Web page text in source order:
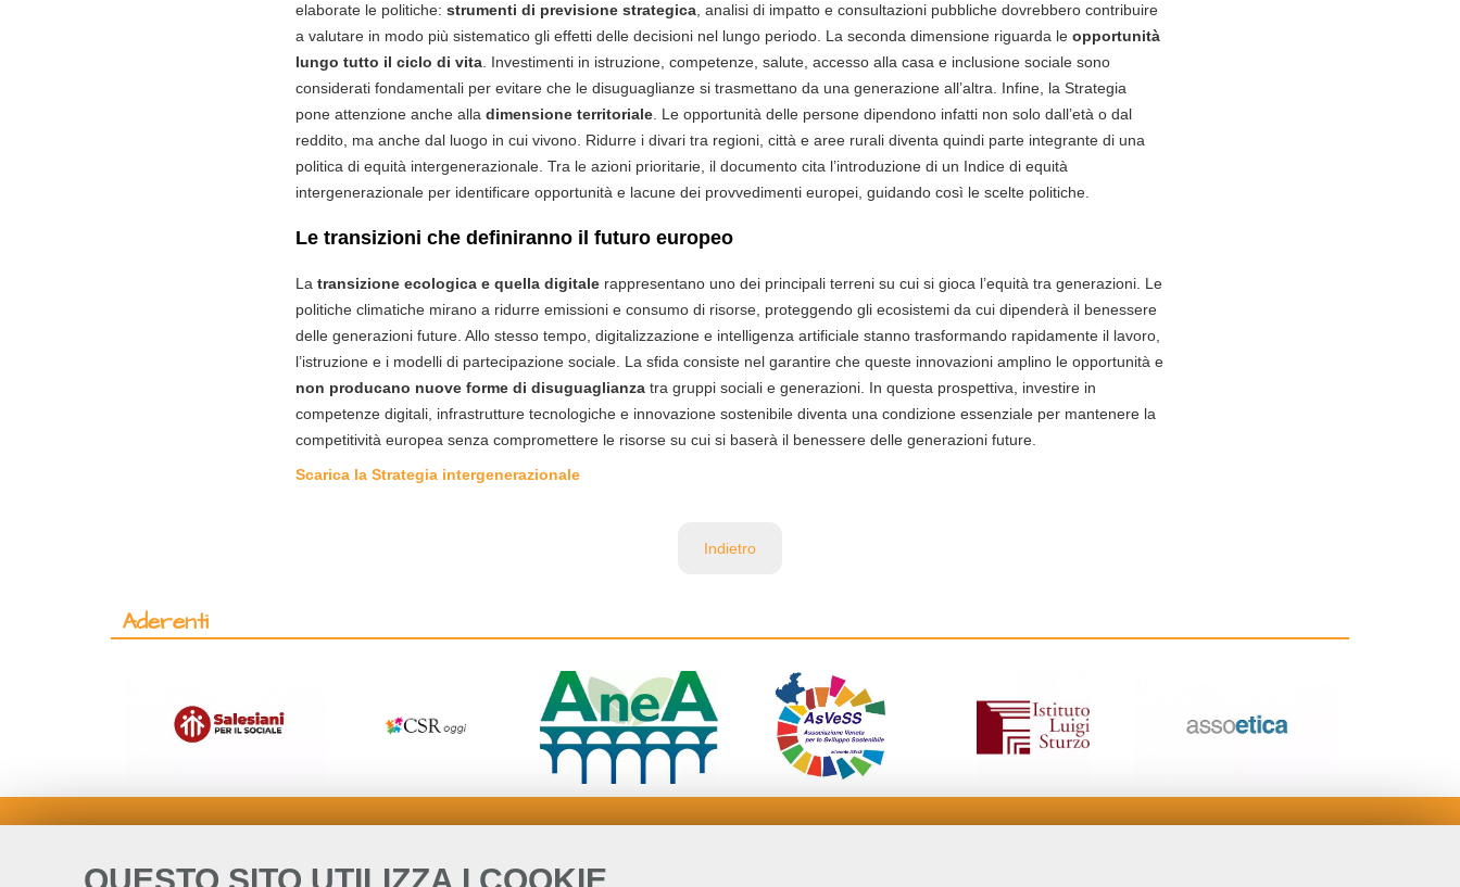
elaborate le politiche: strumenti di previsione strategica, analisi di impatto e consultazioni pubbliche dovrebbero contribuire
a valutare in modo più sistematico gli effetti delle decisioni nel lungo periodo. La seconda dimensione riguarda le opportunità
lungo tutto il ciclo di vita. Investimenti in istruzione, competenze, salute, accesso alla casa e inclusione sociale sono
considerati fondamentali per evitare che le disuguaglianze si trasmettano da una generazione all’altra. Infine, la Strategia
pone attenzione anche alla dimensione territoriale. Le opportunità delle persone dipendono infatti non solo dall’età o dal
reddito, ma anche dal luogo in cui vivono. Ridurre i divari tra regioni, città e aree rurali diventa quindi parte integrante di una
politica di equità intergenerazionale. Tra le azioni prioritarie, il documento cita l’introduzione di un Indice di equità
intergenerazionale per identificare opportunità e lacune dei provvedimenti europei, guidando così le scelte politiche.
Le transizioni che definiranno il futuro europeo
La transizione ecologica e quella digitale rappresentano uno dei principali terreni su cui si gioca l’equità tra generazioni. Le
politiche climatiche mirano a ridurre emissioni e consumo di risorse, proteggendo gli ecosistemi da cui dipenderà il benessere
delle generazioni future. Allo stesso tempo, digitalizzazione e intelligenza artificiale stanno trasformando rapidamente il lavoro,
l’istruzione e i modelli di partecipazione sociale. La sfida consiste nel garantire che queste innovazioni amplino le opportunità e
non producano nuove forme di disuguaglianza tra gruppi sociali e generazioni. In questa prospettiva, investire in
competenze digitali, infrastrutture tecnologiche e innovazione sostenibile diventa una condizione essenziale per mantenere la
competitività europea senza compromettere le risorse su cui si baserà il benessere delle generazioni future.
Scarica la Strategia intergenerazionale
Indietro
Aderenti